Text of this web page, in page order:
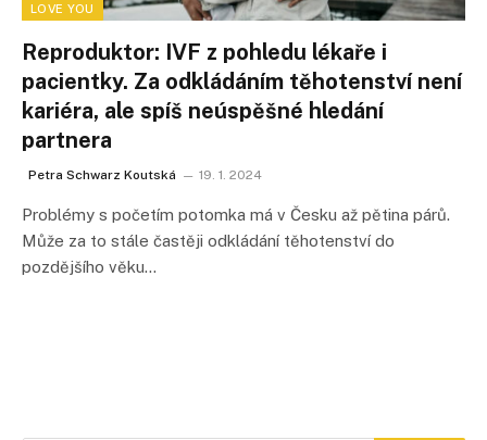
LOVE YOU
Reproduktor: IVF z pohledu lékaře i
pacientky. Za odkládáním těhotenství není
kariéra, ale spíš neúspěšné hledání
partnera
Petra Schwarz Koutská 19. 1. 2024
Problémy s početím potomka má v Česku až pětina párů.
Může za to stále častěji odkládání těhotenství do
pozdějšího věku…